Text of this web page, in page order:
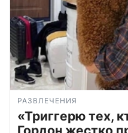
РАЗВЛЕЧЕНИЯ
«Триггерю тех,